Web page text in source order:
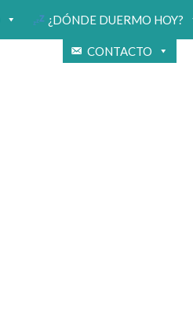
¿DÓNDE DUERMO HOY?
CONTACTO